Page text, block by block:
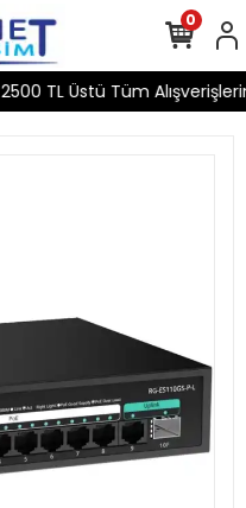
2500 TL Üstü Tüm
0